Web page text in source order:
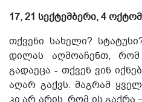
17, 21 სექტემბერი, 4
თქვენი სახელი?
დილას აღმოაჩენთ,
გადაეცა - თქვენ ვინ
აღარ გაქვს. მაგრამ